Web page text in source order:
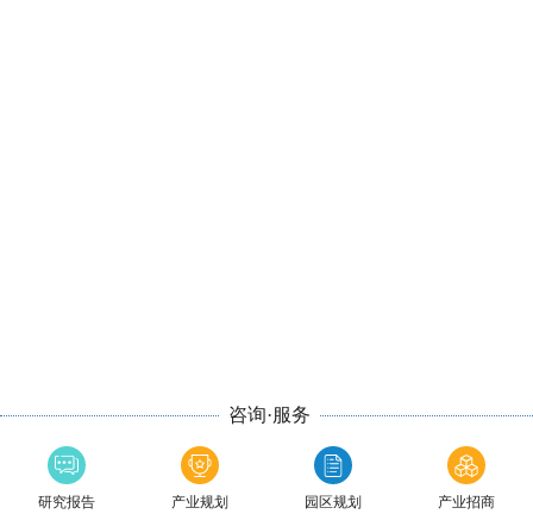
咨询·服务
研究报告 产业规划 园区规划 产业招商